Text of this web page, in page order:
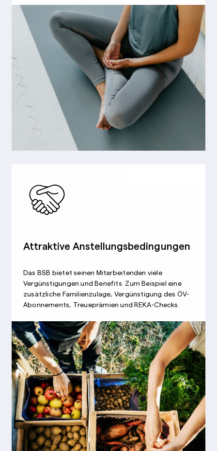
Attraktive Anstellungsbedingungen
Das BSB bietet seinen Mitarbeitenden viele
Vergünstigungen und Benefits. Zum Beispiel eine
zusätzliche Familienzulage, Vergünstigung des ÖV-
Abonnements, Treueprämien und REKA-Checks.